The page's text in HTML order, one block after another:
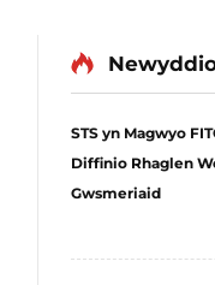
STS yn Magwyo
Diffinio Rhaglen
Gwsmeriaid